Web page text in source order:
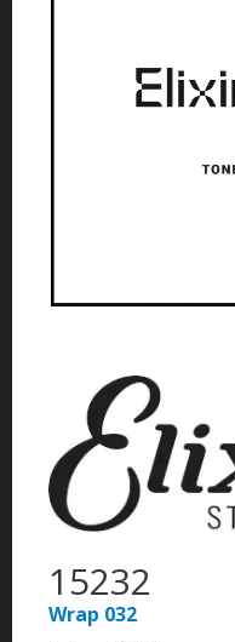
KONTAKT
15232
Wrap 032